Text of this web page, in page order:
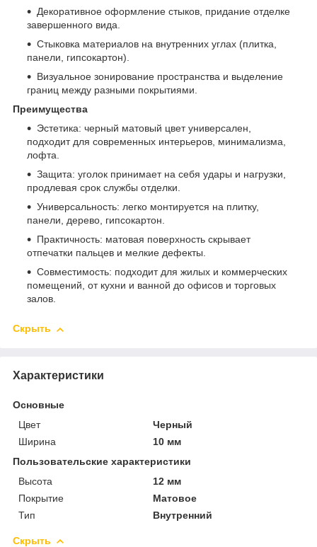
Декоративное оформление стыков, придание отделке
завершенного вида.
Стыковка материалов на внутренних углах (плитка,
панели, гипсокартон).
Визуальное зонирование пространства и выделение
границ между разными покрытиями.
Преимущества
Эстетика: черный матовый цвет универсален,
подходит для современных интерьеров, минимализма,
лофта.
Защита: уголок принимает на себя удары и нагрузки,
продлевая срок службы отделки.
Универсальность: легко монтируется на плитку,
панели, дерево, гипсокартон.
Практичность: матовая поверхность скрывает
отпечатки пальцев и мелкие дефекты.
Совместимость: подходит для жилых и коммерческих
помещений, от кухни и ванной до офисов и торговых
залов.
Скрыть
Характеристики
Основные
Цвет
Черный
Ширина
10 мм
Пользовательские характеристики
Высота
12 мм
Покрытие
Матовое
Тип
Внутренний
Скрыть